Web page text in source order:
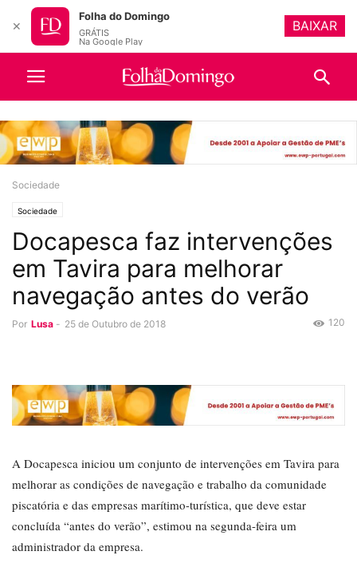
Sociedade
Sociedade
Docapesca faz intervenções
em Tavira para melhorar
navegação antes do verão
Por Lusa - 25 de Outubro de 2018 120
A Docapesca iniciou um conjunto de intervenções em Tavira para
melhorar as condições de navegação e trabalho da comunidade
piscatória e das empresas marítimo-turística, que deve estar
concluída “antes do verão”, estimou na segunda-feira um
administrador da empresa.
✕
Folha do Domingo
GRÁTIS
Na Google Play
BAIXAR